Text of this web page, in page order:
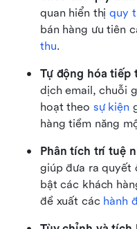
quan hiển thị quy
bán hàng ưu tiên
thu.
Tự động hóa
dịch email, chuỗi
hoạt theo sự kiện
hàng tiềm năng
Phân tích trí tuệ
giúp đưa ra quyết
bật các khách
đề xuất các hành